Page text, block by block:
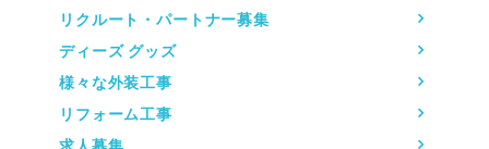
リクルート・パートナー募集
ディーズ グッズ
様々な外装工事
リフォーム工事
求人募集